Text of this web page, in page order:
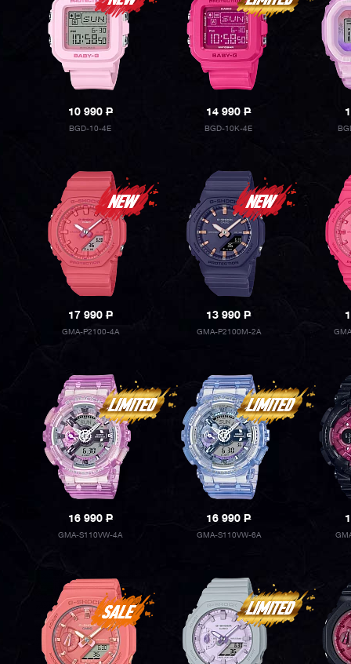
10 990P
BGD-10-4E
14 990P
BGD-10K-4E
17 990P
GMA-P2100-4A
13 990P
GMA-P2100M-2A
16 990P
GMA-S110VW-4A
16 990P
GMA-S110VW-6A